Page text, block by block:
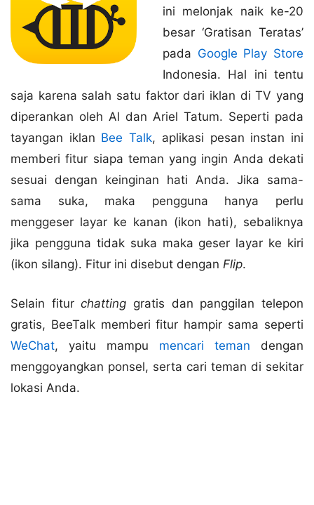
ini melonjak naik ke-20
besar ‘Gratisan Teratas’
pada Google Play Store
Indonesia. Hal ini tentu
saja karena salah satu faktor dari iklan di TV yang
diperankan oleh Al dan Ariel Tatum. Seperti pada
tayangan iklan Bee Talk, aplikasi pesan instan ini
memberi fitur siapa teman yang ingin Anda dekati
sesuai dengan keinginan hati Anda. Jika sama-
sama suka, maka pengguna hanya perlu
menggeser layar ke kanan (ikon hati), sebaliknya
jika pengguna tidak suka maka geser layar ke kiri
(ikon silang). Fitur ini disebut dengan Flip.
Selain fiturchatting gratis dan panggilan telepon
gratis, BeeTalk memberi fitur hampir sama seperti
WeChat, yaitu mampu mencari teman dengan
menggoyangkan ponsel, serta cari teman di sekitar
lokasi Anda.